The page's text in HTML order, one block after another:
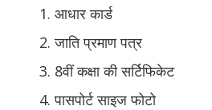
आधार कार्ड
जाति प्रमाण पत्र
8वीं कक्षा की सर्टिफिकेट
पासपोर्ट साइज फोटो